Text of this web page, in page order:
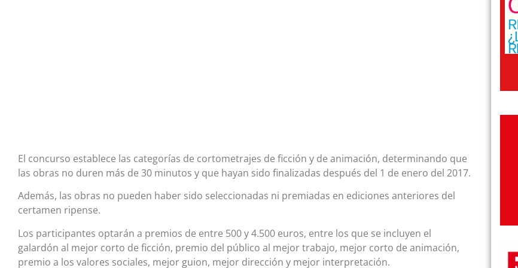
El concurso establece las categorías de cortometrajes de ficción y de animación, determinando que
las obras no duren más de 30 minutos y que hayan sido finalizadas después del 1 de enero del 2017.
Además, las obras no pueden haber sido seleccionadas ni premiadas en ediciones anteriores del
certamen ripense.
Los participantes optarán a premios de entre 500 y 4.500 euros, entre los que se incluyen el
galardón al mejor corto de ficción, premio del público al mejor trabajo, mejor corto de animación,
premio a los valores sociales, mejor guion, mejor dirección y mejor interpretación.